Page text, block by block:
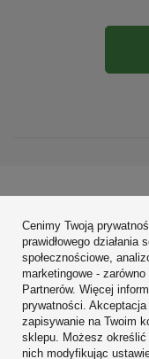
Konto
Regulaminy
Zobacz również
W sklepie
Cenimy Twoją
prawidłowego
społecznościowe,
marketingowe -
Partnerów. Więcej
prywatności.
zapisywanie na Twoim
sklepu. Możesz określić
nich modyfikując